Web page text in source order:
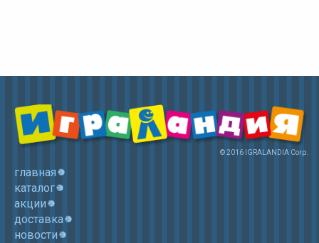
© 2016 IGRALANDIA Corp.
главная
каталог
акции
доставка
новости